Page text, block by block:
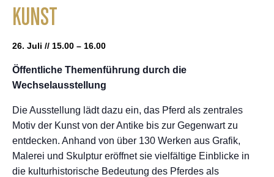
KUNST
26. Juli // 15.00 – 16.00
Öffentliche Themenführung durch die
Wechselausstellung
Die Ausstellung lädt dazu ein, das Pferd als zentrales
Motiv der Kunst von der Antike bis zur Gegenwart zu
entdecken. Anhand von über 130 Werken aus Grafik,
Malerei und Skulptur eröffnet sie vielfältige Einblicke in
die kulturhistorische Bedeutung des Pferdes als